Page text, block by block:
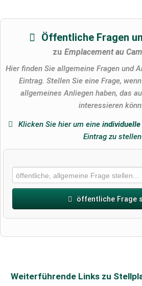
Öffentliche Fragen
zu Emplacement au
Hier finden Sie allgemeine Fragen und
Eintrag. Stellen Sie eine Frage,
allgemeines Anliegen haben, das
interessieren
Klicken Sie hier um eineindividuelle
Eintrag zu stellen
öffentliche Frage
Weiterführende Links zu